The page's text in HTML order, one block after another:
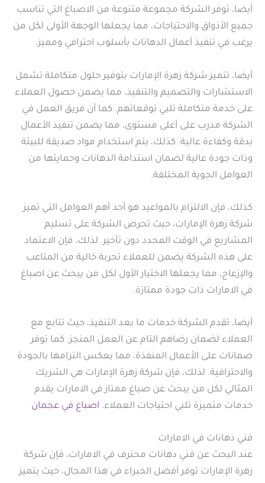
أيضا، توفر الشركة مجموعة متنوعة من الاصباغ التي تناسب
جميع الأذواق والاحتياجات، مما يجعلها الوجهة الأولى لكل من
يرغب في تنفيذ أعمال الدهانات بأسلوب احترافي ومميز.
أيضا، تتميز شركة زهرة الإمارات بتوفير حلول متكاملة تشمل
الاستشارات والتصميم والتنفيذ، مما يضمن حصول العملاء
على خدمة متكاملة تلبي توقعاتهم. كما أن فريق العمل في
الشركة مدرب على أعلى مستوى، مما يضمن تنفيذ الأعمال
بدقة وكفاءة عالية. كذلك، يتم استخدام مواد صديقة للبيئة
وذات جودة عالية لضمان استدامة الدهانات وحمايتها من
العوامل الجوية المختلفة.
كذلك، فإن الالتزام بالمواعيد هو أحد أهم العوامل التي تميز
شركة زهرة الإمارات، حيث تحرص الشركة على تسليم
المشاريع في الوقت المحدد دون تأخير. لذلك، فإن الاعتماد
على هذه الشركة يضمن للعملاء تجربة خالية من المتاعب
والإزعاج، مما يجعلها الاختيار الأول لكل من يبحث عن اصباغ
في الامارات ذات جودة ممتازة.
أيضا، تقدم الشركة خدمات ما بعد التنفيذ، حيث تتابع مع
العملاء لضمان رضاهم التام عن العمل المنجز. كما توفر
ضمانات على الأعمال المنفذة، مما يعكس التزامها بالجودة
والاحترافية. لذلك، فإن شركة زهرة الإمارات هي الشريك
المثالي لكل من يبحث عن صباغ ممتاز في الامارات يقدم
خدمات متميزة تلبي احتياجات العملاء. اصباغ في عجمان
فني دهانات في الامارات
عند البحث عن فني دهانات محترف في الامارات، فإن شركة
زهرة الإمارات توفر أفضل الخبراء في هذا المجال، حيث يتميز